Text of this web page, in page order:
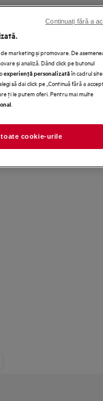
confort asigurat
marketing și promovare. De
și analiză. Dând click pe butonul
experienţă personalizatăîn cadrul
să dai click pe „Continuă fără a
ţi le putem oferi. Pentru mai multe
cookie-urile
Continuați fără a